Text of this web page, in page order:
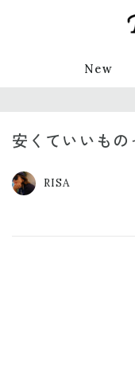
New
安くていいも
RISA